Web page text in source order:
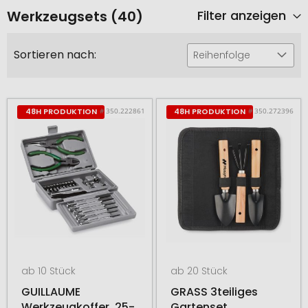
Werkzeugsets (40) Filter anzeigen
Sortieren nach: Reihenfolge
48H PRODUKTION # 350.222861
ab 10 Stück
GUILLAUME
48H PRODUKTION # 350.272396
ab 20 Stück
GRASS 3teiliges